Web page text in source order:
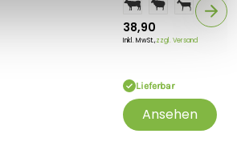
38,90
Inkl. MwSt.,zzgl. Versand
Lieferbar
Ansehen